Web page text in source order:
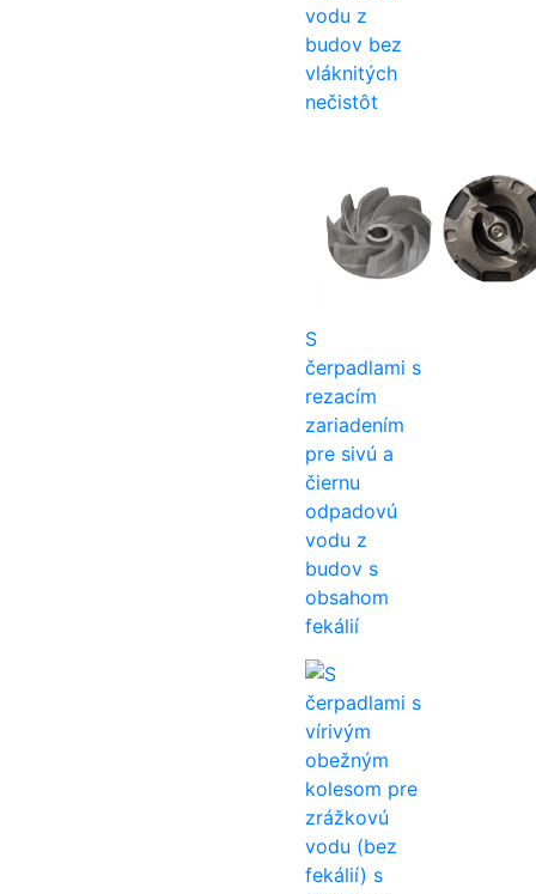
vodu z
budov bez
vláknitých
nečistôt
S
čerpadlami s
rezacím
zariadením
pre sivú a
čiernu
odpadovú
vodu z
budov s
obsahom
fekálií